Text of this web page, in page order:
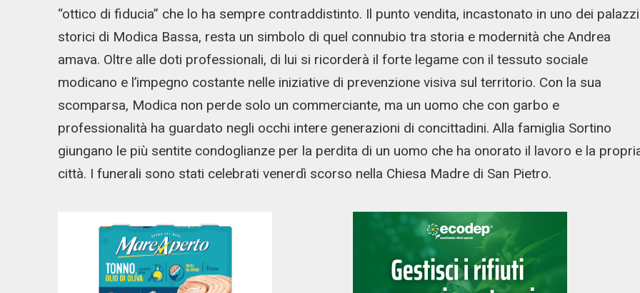
“ottico di fiducia” che lo ha sempre contraddistinto. Il punto vendita, incastonato in uno dei palazzi
storici di Modica Bassa, resta un simbolo di quel connubio tra storia e modernità che Andrea
amava. Oltre alle doti professionali, di lui si ricorderà il forte legame con il tessuto sociale
modicano e l’impegno costante nelle iniziative di prevenzione visiva sul territorio. Con la sua
scomparsa, Modica non perde solo un commerciante, ma un uomo che con garbo e
professionalità ha guardato negli occhi intere generazioni di concittadini. Alla famiglia Sortino
giungano le più sentite condoglianze per la perdita di un uomo che ha onorato il lavoro e la
città. I funerali sono stati celebrati venerdì scorso nella Chiesa Madre di San Pietro.